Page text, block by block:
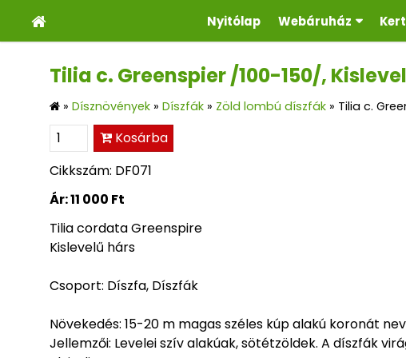
Nyitólap Webáruház
Tilia c. Greenspier /100-150/,
» Dísznövények » Díszfák » Zöld lombú díszfák » Tilia c.
Kosárba
Cikkszám: DF071
Ár:11 000 Ft
Tilia cordata Greenspire
Kislevelű hárs
Csoport: Díszfa, Díszfák
Növekedés: 15-20 m magas széles kúp alakú koronát
Jellemzői: Levelei szív alakúak, sötétzöldek. A díszfák